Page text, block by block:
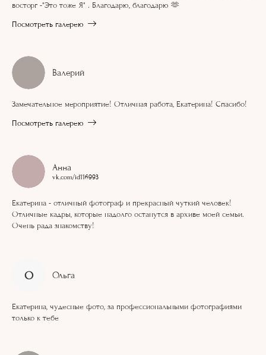
восторг -"Это тоже Я" . Благодарю, благодарю 🫶
Посмотреть галерею
Валерий
Замечательное мероприятие! Отличная работа, Екатерина! Спасибо!
Посмотреть галерею
Анна
vk.com/id116993
Екатерина - отличный фотограф и прекрасный чуткий человек!
Отличные кадры, которые надолго останутся в архиве моей семьи.
Очень рада знакомству!
О Ольга
Екатерина, чудесные фото, за профессиональными фотографиями
только к тебе